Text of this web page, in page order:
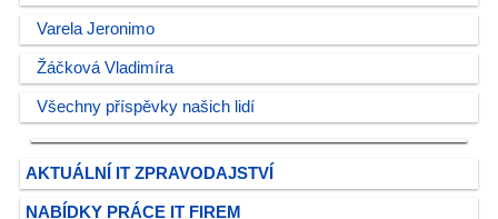
Varela Jeronimo
Žáčková Vladimíra
Všechny příspěvky našich lidí
AKTUÁLNÍ IT ZPRAVODAJSTVÍ
NABÍDKY PRÁCE IT FIREM